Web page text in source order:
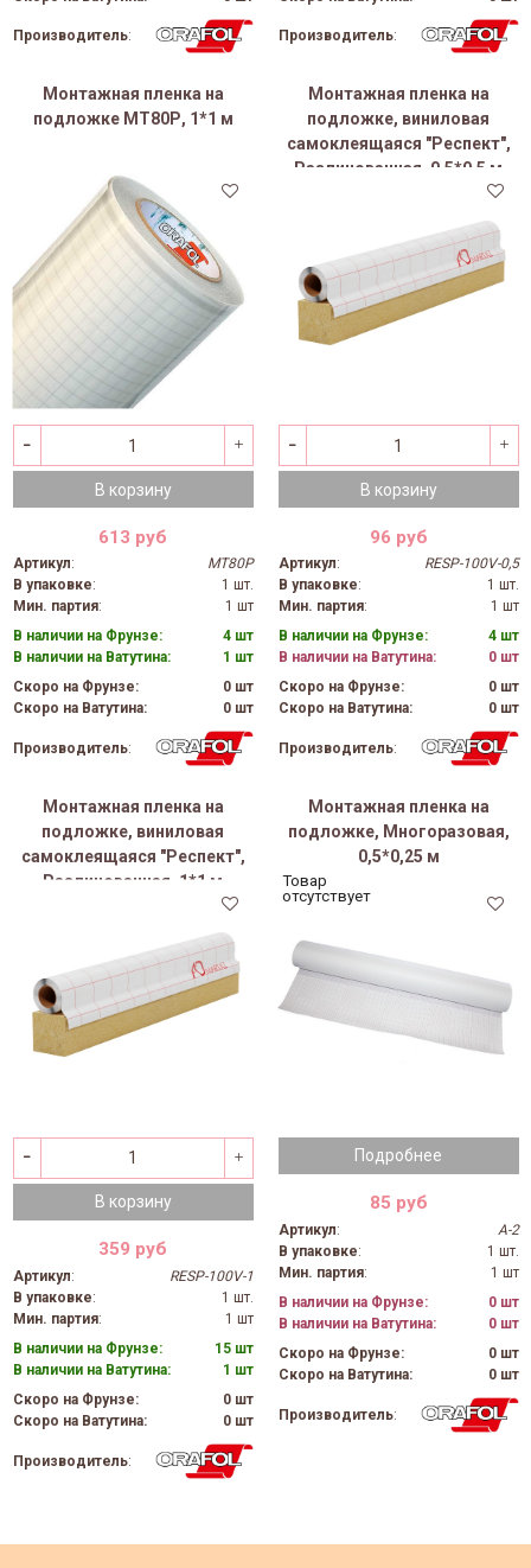
Производитель: Производитель:
Монтажная пленка на
подложке МТ80Р, 1*1 м
В корзину
613 руб
Артикул:
МТ80Р
В упаковке:
1 шт.
Мин. партия:
1 шт
В наличии на Фрунзе:
4 шт
В наличии на Ватутина:
1 шт
Скоро на Фрунзе:
0 шт
Скоро на Ватутина:
0 шт
Производитель:
Монтажная пленка на
подложке, виниловая
самоклеящаяся "Респект",
Разлинованная, 0,5*0,5 м
В корзину
96 руб
Артикул:
RESP-100V-0,5
В упаковке:
1 шт.
Мин. партия:
1 шт
В наличии на Фрунзе:
4 шт
В наличии на Ватутина:
0 шт
Скоро на Фрунзе:
0 шт
Скоро на Ватутина:
0 шт
Производитель:
Монтажная пленка на
подложке, виниловая
самоклеящаяся "Респект",
Разлинованная, 1*1 м
В корзину
359 руб
Артикул:
RESP-100V-1
В упаковке:
1 шт.
Мин. партия:
1 шт
В наличии на Фрунзе:
15 шт
В наличии на Ватутина:
1 шт
Скоро на Фрунзе:
0 шт
Скоро на Ватутина:
0 шт
Производитель:
Монтажная пленка на
подложке, Многоразовая,
0,5*0,25 м
Подробнее
Товар
отсутствует
85 руб
Артикул:
А-2
В упаковке:
1 шт.
Мин. партия:
1 шт
В наличии на Фрунзе:
0 шт
В наличии на Ватутина:
0 шт
Скоро на Фрунзе:
0 шт
Скоро на Ватутина:
0 шт
Производитель: